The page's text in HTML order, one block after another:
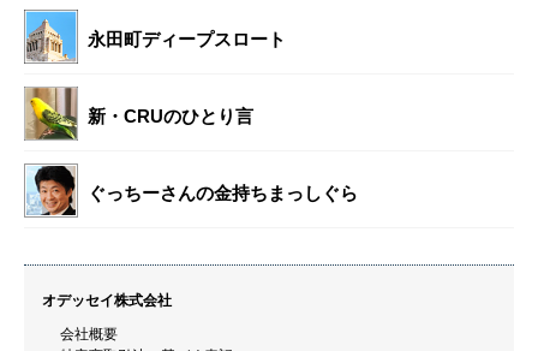
永田町ディープスロート
新・CRUのひとり言
ぐっちーさんの金持ちまっしぐら
オデッセイ株式会社
会社概要